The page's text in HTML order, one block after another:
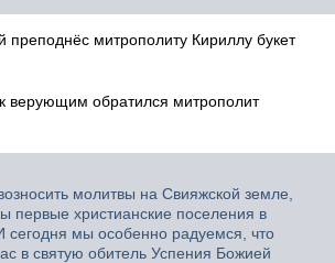
митрополиту Кириллу букет
верующим обратился митрополит
молитвы на Свияжской земле,
первые христианские поселения в
сегодня мы особенно радуемся, что
в святую обитель Успения Божией